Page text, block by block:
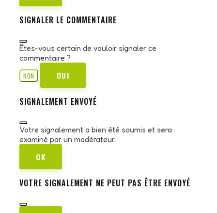
SIGNALER LE COMMENTAIRE
Êtes-vous certain de vouloir signaler ce
commentaire ?
NON
OUI
SIGNALEMENT ENVOYÉ
Votre signalement a bien été soumis et sera
examiné par un modérateur.
OK
VOTRE SIGNALEMENT NE PEUT PAS ÊTRE ENVOYÉ